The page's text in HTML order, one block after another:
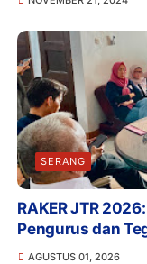
SERANG
RAKER JTR
Pengurus dan
AGUSTUS 01, 2026